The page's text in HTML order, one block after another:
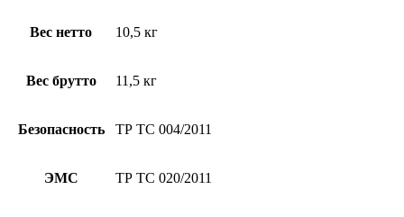
Вес нетто 10,5 кг
Вес брутто 11,5 кг
Безопасность ТР ТС 004/2011
ЭМС ТР ТС 020/2011